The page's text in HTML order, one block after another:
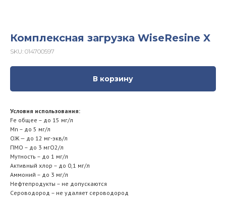
Комплексная загрузка WiseResine X
SKU: 014700597
В корзину
Условия использования:
Fe общее – до 15 мг/л
Mn – до 5 мг/л
ОЖ — до 12 мг-экв/л
ПМО – до 3 мгО2/л
Мутность – до 1 мг/л
Активный хлор – до 0,1 мг/л
Аммоний – до 3 мг/л
Нефтепродукты – не допускаются
Сероводород – не удаляет сероводород